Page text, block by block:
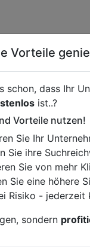
relevante
wir
Vorteile
schon, dass Ihr
ist..?
Vorteile nutzen!
Sie Ihr
Sie ihre
Sie von mehr
Sie eine höhere
Risiko - jederzeit
sondern